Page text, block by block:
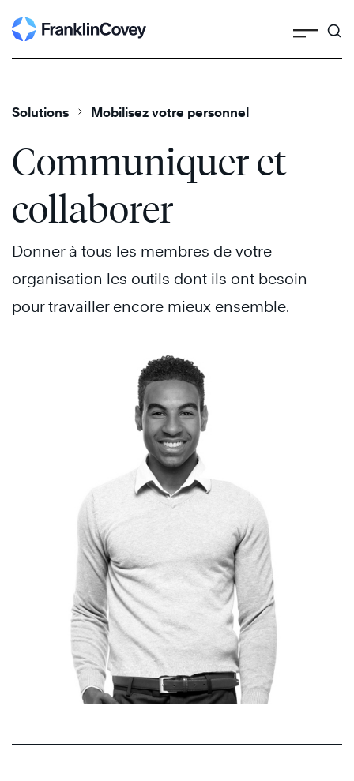
Skip
to
Solutions Mobilisez votre personnel
Communiquer et
collaborer
Donner à tous les membres de votre
organisation les outils dont ils ont besoin
pour travailler encore mieux ensemble.